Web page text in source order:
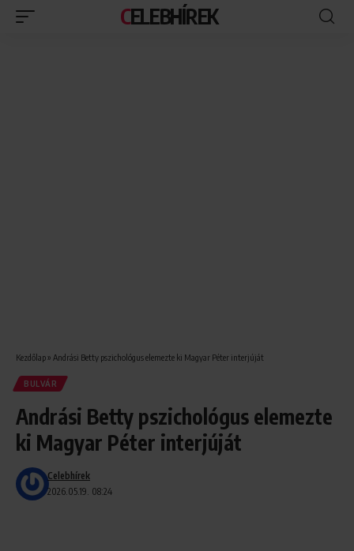
CELEBHÍREK
Kezdőlap» Andrási Betty pszichológus elemezte ki Magyar Péter interjúját
BULVÁR
Andrási Betty pszichológus elemezte
ki Magyar Péter interjúját
2026.05.19. 08:24
Celebhírek